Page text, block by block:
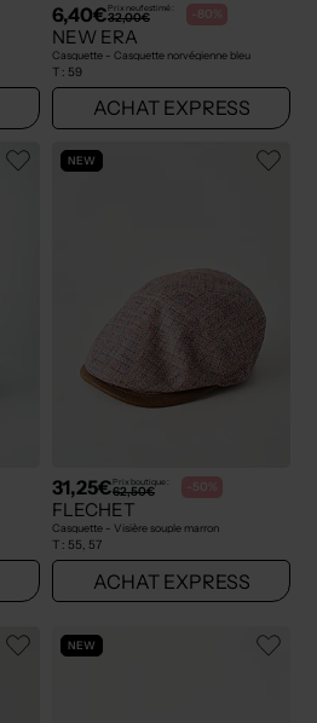
6,40€Prix neuf estimé :
32,00€ -80%
NEW ERA
Casquette - Casquette norvégienne bleu
T : 59
ACHAT EXPRESS
NEW
31,25€Prix boutique :
62,50€ -50%
FLECHET
Casquette - Visière souple marron
T : 55, 57
ACHAT EXPRESS
NEW